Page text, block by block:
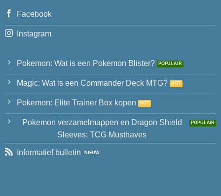
Facebook
Instagram
Pokemon: Wat is een Pokemon Blister?
Magic: Wat is een Commander Deck MTG?
Pokemon: Elite Trainer Box kopen
Pokemon verzamelmappen en Dragon Shield
Sleeves: TCG Musthaves
Informatief bulletin